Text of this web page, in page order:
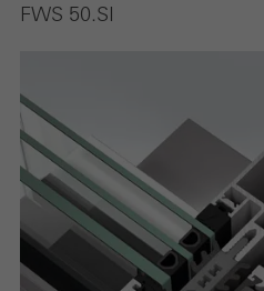
FWS 50.SI